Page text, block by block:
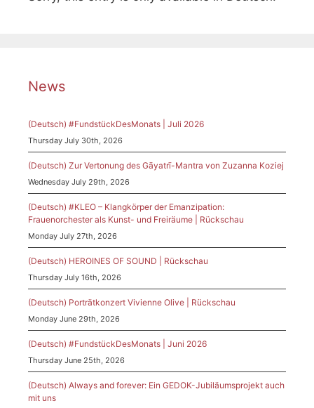
News
(Deutsch) #FundstückDesMonats | Juli 2026
Thursday July 30th, 2026
(Deutsch) Zur Vertonung des Gāyatrī-Mantra von Zuzanna Koziej
Wednesday July 29th, 2026
(Deutsch) #KLEO – Klangkörper der Emanzipation:
Frauenorchester als Kunst- und Freiräume | Rückschau
Monday July 27th, 2026
(Deutsch) HEROINES OF SOUND | Rückschau
Thursday July 16th, 2026
(Deutsch) Porträtkonzert Vivienne Olive | Rückschau
Monday June 29th, 2026
(Deutsch) #FundstückDesMonats | Juni 2026
Thursday June 25th, 2026
(Deutsch) Always and forever: Ein GEDOK-Jubiläumsprojekt auch
mit uns